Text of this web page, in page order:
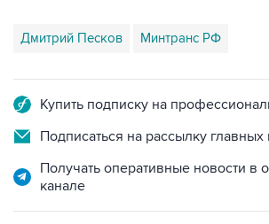
Подписаться на рассылку главных
Получать оперативные новости в